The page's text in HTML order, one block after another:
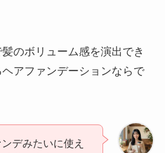
のボリューム感を演出でき
アファンデーションならで
デみたいに使え